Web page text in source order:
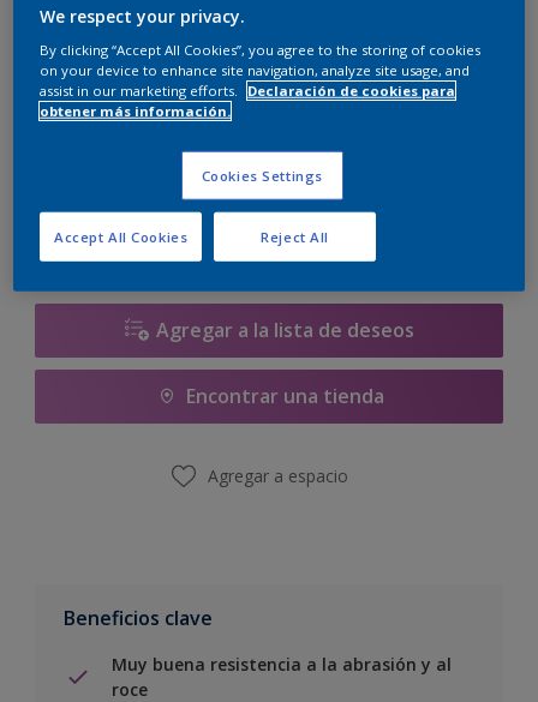
Tamaño
Calculadora de pintura
Calcular
Agregar a la lista de deseos
Encontrar una tienda
Agregar a espacio
Beneficios clave
Muy buena resistencia a la abrasión y al
roce
We respect your privacy.
By clicking “Accept All Cookies”, you agree to the storing of cookies
on your device to enhance site navigation, analyze site usage, and
assist in our marketing efforts.
Declaración de cookies para
obtener más información.
Cookies Settings
Reject All
Accept All Cookies